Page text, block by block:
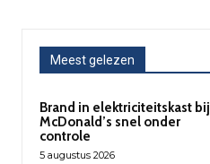
Meest gelezen
Brand in elektriciteitskast bij
McDonald’s snel onder
controle
5 augustus 2026